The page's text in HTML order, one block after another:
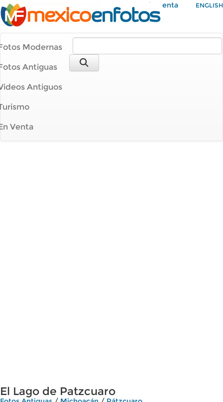
Mi Cuenta ENGLISH
Modernas
Antiguas
Antiguos
Venta
El Lago de Patzcuaro